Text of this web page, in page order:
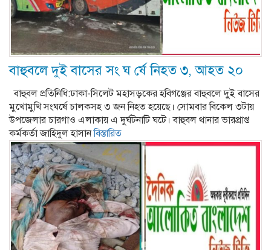
বাহুবলে দুই বাসের সং ঘ র্ষে নিহত ৩, আহত ২০
বাহুবল প্রতিনিধি:ঢাকা-সিলেট মহাসড়কের হবিগঞ্জের বাহুবলে দুুই বাসের
মুখোমুখি সংঘর্ষে চালকসহ ৩ জন নিহত হয়েছে। সোমবার বিকেল ৩টায়
উপজেলার চারগাও এলাকায় এ দুর্ঘটনাটি ঘটে। বাহুবল থানার ভারপ্রাপ্ত
কর্মকর্তা জাহিদুল হাসানবিস্তারিত